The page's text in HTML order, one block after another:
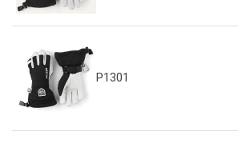
P1301